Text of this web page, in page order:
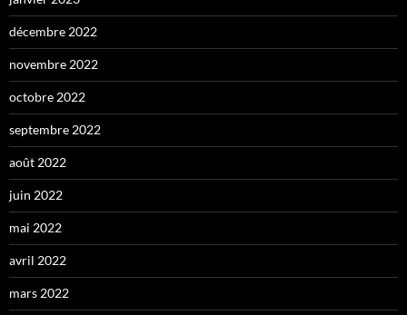
décembre 2022
novembre 2022
octobre 2022
septembre 2022
août 2022
juin 2022
mai 2022
avril 2022
mars 2022